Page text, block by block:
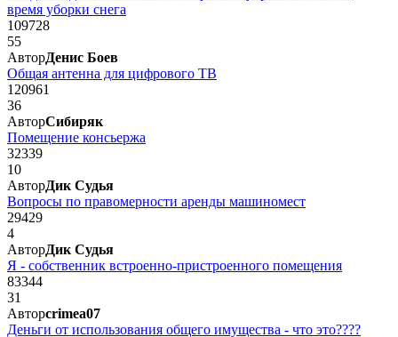
время уборки снега
109728
55
АвторДенис Боев
Общая антенна для цифрового ТВ
120961
36
АвторСибиряк
Помещение консьержа
32339
10
АвторДик Судья
Вопросы по правомерности аренды машиномест
29429
4
АвторДик Судья
Я - собственник встроенно-пристроенного помещения
83344
31
Авторcrimea07
Деньги от использования общего имущества - что это????